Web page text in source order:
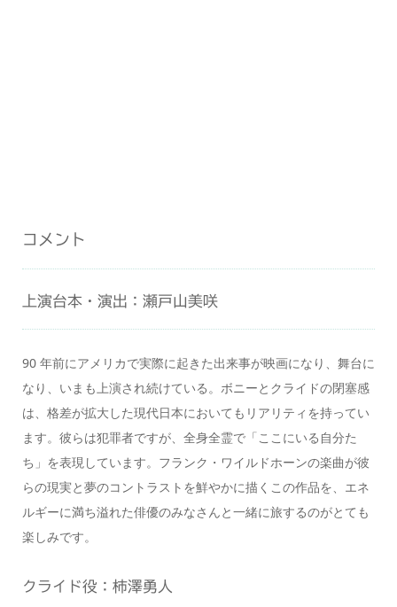
コメント
上演台本・演出：瀬戸山美咲
90 年前にアメリカで実際に起きた出来事が映画になり、舞台に
なり、いまも上演され続けている。ボニーとクライドの閉塞感
は、格差が拡大した現代日本においてもリアリティを持ってい
ます。彼らは犯罪者ですが、全身全霊で「ここにいる自分た
ち」を表現しています。フランク・ワイルドホーンの楽曲が彼
らの現実と夢のコントラストを鮮やかに描くこの作品を、エネ
ルギーに満ち溢れた俳優のみなさんと一緒に旅するのがとても
楽しみです。
クライド役：柿澤勇人